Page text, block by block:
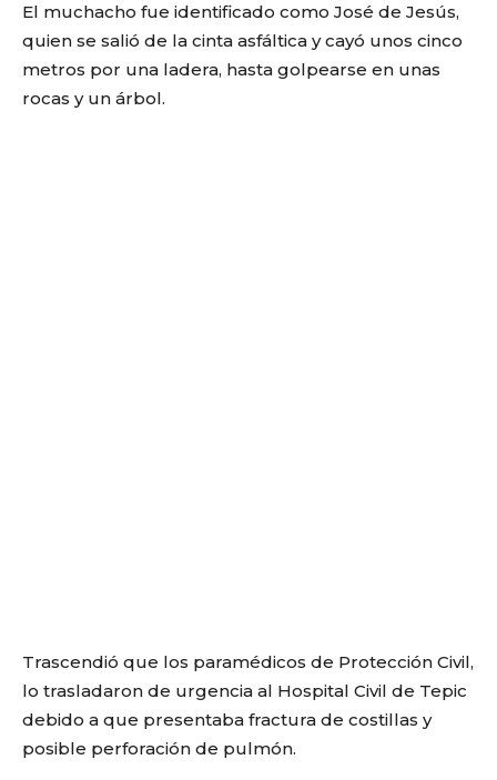
El muchacho fue identificado como José de Jesús,
quien se salió de la cinta asfáltica y cayó unos cinco
metros por una ladera, hasta golpearse en unas
rocas y un árbol.
Trascendió que los paramédicos de Protección Civil,
lo trasladaron de urgencia al Hospital Civil de Tepic
debido a que presentaba fractura de costillas y
posible perforación de pulmón.